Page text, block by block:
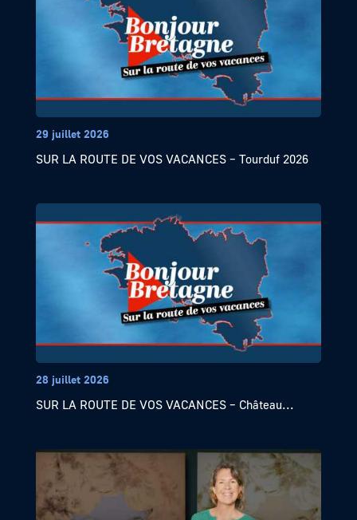
29 juillet 2026
SUR LA ROUTE DE VOS VACANCES – Tourduf 2026
28 juillet 2026
SUR LA ROUTE DE VOS VACANCES – Château...